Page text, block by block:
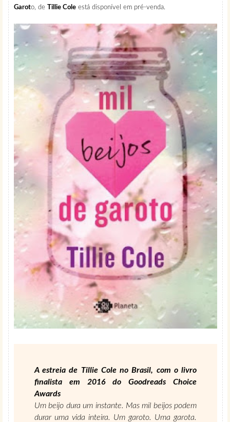
Garoto, de Tillie Cole está disponível em pré-venda.
A estreia de Tillie Cole no Brasil, com o livro
finalista em 2016 do Goodreads Choice
Awards
Um beijo dura um instante. Mas mil beijos podem
durar uma vida inteira. Um garoto. Uma garota.